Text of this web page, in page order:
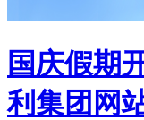
国庆假期
利集团网